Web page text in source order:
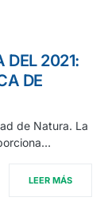
DEL 2021:
DE
de Natura. La
LEER MÁS